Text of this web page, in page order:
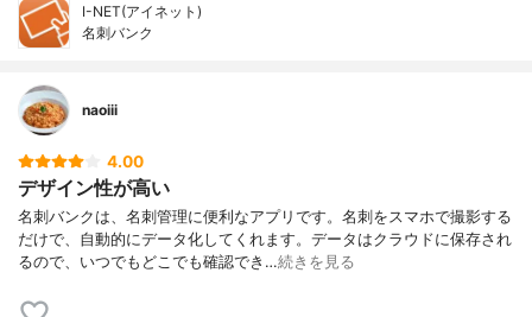
I-NET(アイネット)
名刺バンク
naoiii
4.00
デザイン性が高い
名刺バンクは、名刺管理に便利なアプリです。名刺をスマホで撮影する
だけで、自動的にデータ化してくれます。データはクラウドに保存され
るので、いつでもどこでも確認でき…続きを見る